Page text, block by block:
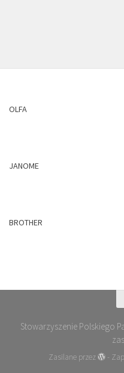
OLFA
JANOME
BROTHER
Stowarzyszenie Polskiego
Zasilane przez -